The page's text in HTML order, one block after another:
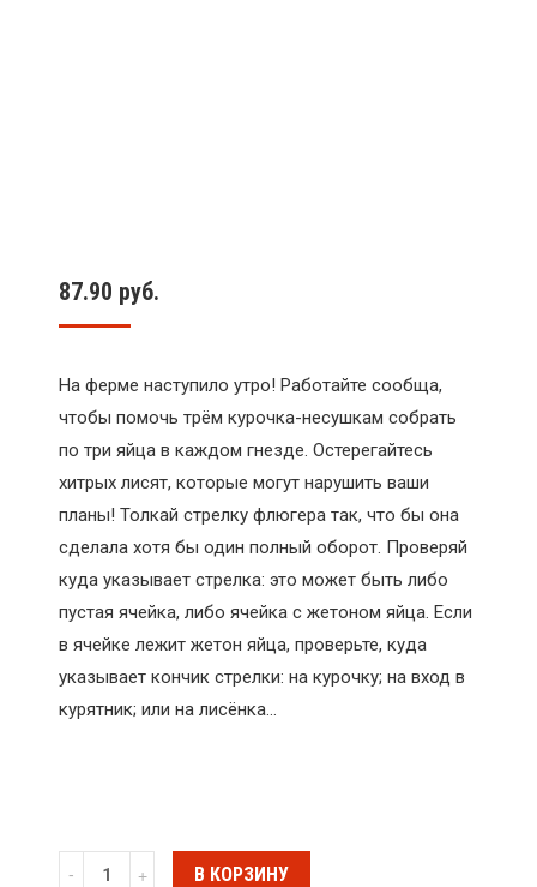
87.90 руб.
На ферме наступило утро! Работайте сообща,
чтобы помочь трём курочка-несушкам собрать
по три яйца в каждом гнезде. Остерегайтесь
хитрых лисят, которые могут нарушить ваши
планы! Толкай стрелку флюгера так, что бы она
сделала хотя бы один полный оборот. Проверяй
куда указывает стрелка: это может быть либо
пустая ячейка, либо ячейка с жетоном яйца. Если
в ячейке лежит жетон яйца, проверьте, куда
указывает кончик стрелки: на курочку; на вход в
курятник; или на лисёнка…
Количество
В КОРЗИНУ